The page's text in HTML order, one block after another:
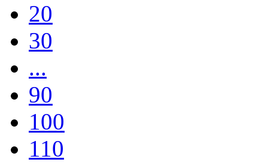
20
30
...
90
100
110